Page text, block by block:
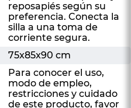
reposapiés según su
preferencia. Conecta la
silla a una toma de
corriente segura.
75x85x90 cm
Para conocer el uso,
modo de empleo,
restricciones y cuidado
de este producto, favor